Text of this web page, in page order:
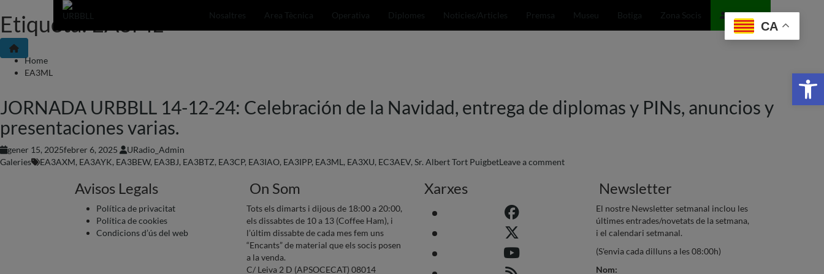
Skip
to
content
Nosaltres Area Tècnica Operativa Diplomes Noticies/Articles Premsa Museu Botiga Zona Socis Entra/Soci
Etiqueta:EA3ML
Home
EA3ML
JORNADA URBBLL 14-12-24: Celebración de la Navidad, entrega de diplomas y PINs, anuncios y
presentaciones varias.
gener 15, 2025febrer 6, 2025
URadio_Admin
Galeries
EA3AXM, EA3AYK, EA3BEW, EA3BJ, EA3BTZ, EA3CP, EA3IAO, EA3IPP, EA3ML , EA3XU, EC3AEV, Sr. Albert Tort PuigbetLeave a comment
Avisos Legals
Política de privacitat
Política de cookies
Condicions d’ús del web
On Som
Tots els dimarts i dijous de 18:00 a 20:00,
els dissabtes de 10 a 13 (Coffee Ham), i
l’últim dissabte de cada mes fem uns
“Encants” de material que els socis posen
a la venda.
C/ Leiva 2 D (APSOCECAT) 08014
Xarxes Newsletter
El nostre Newsletter setmanal inclou les
últimes entrades/novetats de la setmana,
i el calendari setmanal.
(S'envia cada dilluns a les 08:00h)
Nom:
CA